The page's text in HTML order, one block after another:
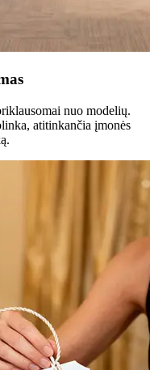
nuo modelių.
atitinkančia įmonės